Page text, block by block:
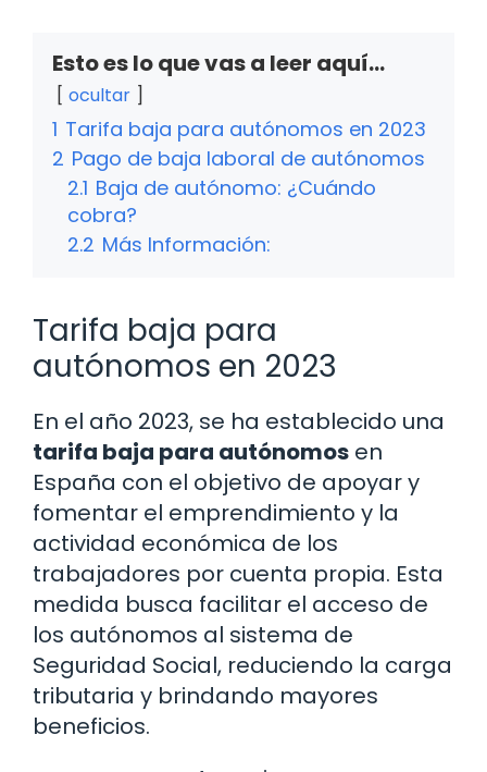
Esto es lo que vas a leer aquí...
ocultar
1 Tarifa baja para autónomos en 2023
2 Pago de baja laboral de autónomos
2.1 Baja de autónomo: ¿Cuándo
cobra?
2.2 Más Información:
Tarifa baja para
autónomos en 2023
En el año 2023, se ha establecido una
tarifa baja para autónomos en
España con el objetivo de apoyar y
fomentar el emprendimiento y la
actividad económica de los
trabajadores por cuenta propia. Esta
medida busca facilitar el acceso de
los autónomos al sistema de
Seguridad Social, reduciendo la carga
tributaria y brindando mayores
beneficios.